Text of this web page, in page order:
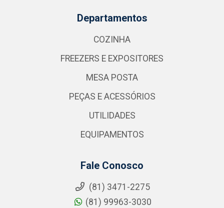
Departamentos
COZINHA
FREEZERS E EXPOSITORES
MESA POSTA
PEÇAS E ACESSÓRIOS
UTILIDADES
EQUIPAMENTOS
Fale Conosco
(81) 3471-2275
(81) 99963-3030